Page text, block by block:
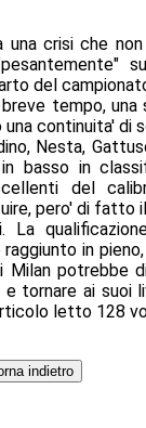
crisi che
del
tempo,
continuita' di
Nesta,
basso in
del
pero' di fatto
La
in
Milan potrebbe
tornare ai suoi
letto 128